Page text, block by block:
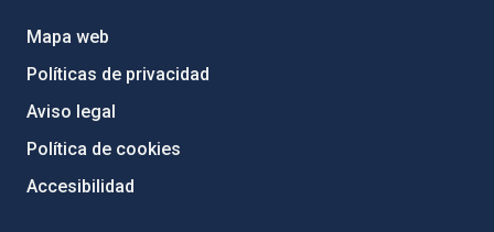
Mapa web
Políticas de privacidad
Aviso legal
Política de cookies
Accesibilidad